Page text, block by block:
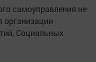
самоуправления не
организации
Социальных